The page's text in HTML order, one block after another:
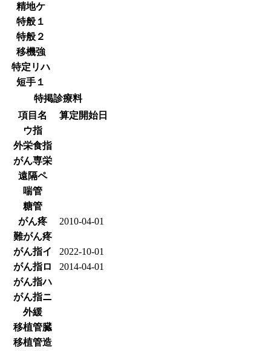
精地ケ
特般１
特般２
移機強
特定リハ
短手１
特掲診療料
項目名
算定開始日
ウ指
外栄食指
がん専栄
遠隔ペ
喘管
糖管
がん疼
2010-04-01
難がん疼
がん指イ
2022-10-01
がん指ロ
2014-04-01
がん指ハ
がん指ニ
外緩
移植管臓
移植管造